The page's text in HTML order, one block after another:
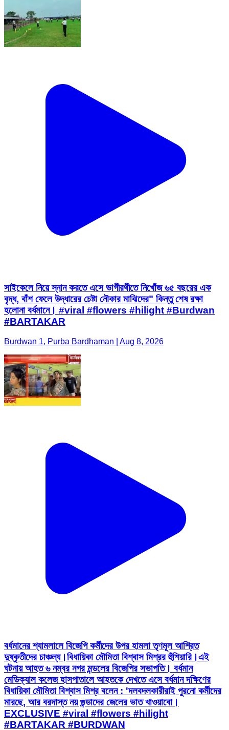
সাইকেলে নিয়ে স্নান করতে এসে ভাগীরথীতে নিখোঁজ ৬৫ বছরের এক
বৃদ্ধ, বাঁশ ফেলে উদ্ধারের চেষ্টা নৌকার মাঝিদের" কিন্তু শেষ রক্ষা
হলোনা বর্ধমানে। #viral #flowers #hilight #Burdwan
#BARTAKAR
Burdwan 1, Purba Bardhaman | Aug 8, 2026
বর্ধমানের শ্যামলালে বিজেপি কর্মীদের উপর হামলা তৃণমূল আশ্রিত
দুষ্কৃতীদের চাঞ্চল্য।বিধায়িকা মৌমিতা বিশ্বাস মিশ্রর হুঁশিয়ারি।এই
ঘটনায় আহত ৬ নম্বর নগর মন্ডলের বিজেপির সভাপতি। বর্ধমান
মেডিক্যাল কলেজ হাসপাতালে আহতকে দেখতে এসে বর্ধমান দক্ষিণের
বিধায়িকা মৌমিতা বিশ্বাস মিশ্র বলেন : 'দলবদলকারীরাই পুরনো কর্মীদের
মারছে, আর বরদাস্ত নয় গুন্ডাদের জেলের ভাত খাওয়াবো।
EXCLUSIVE #viral #flowers #hilight
#BARTAKAR #BURDWAN